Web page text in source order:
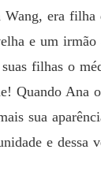
era
e um
filhas o
Quando Ana
sua
e dessa